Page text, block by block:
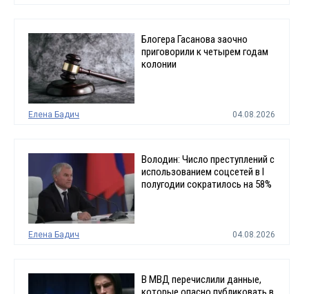
Блогера Гасанова заочно
приговорили к четырем годам
колонии
Елена Бадич 04.08.2026
Володин: Число преступлений с
использованием соцсетей в I
полугодии сократилось на 58%
Елена Бадич 04.08.2026
В МВД перечислили данные,